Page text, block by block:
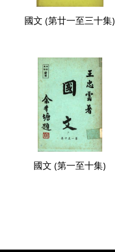
國文 (第廿一至三十集)
國文 (第一至十集)